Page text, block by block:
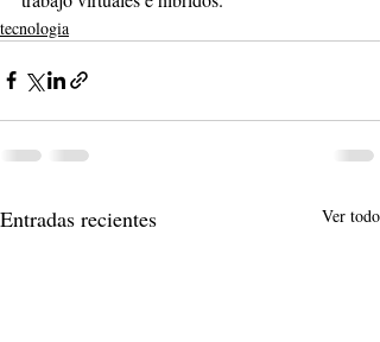
tecnologia
Entradas recientes Ver todo